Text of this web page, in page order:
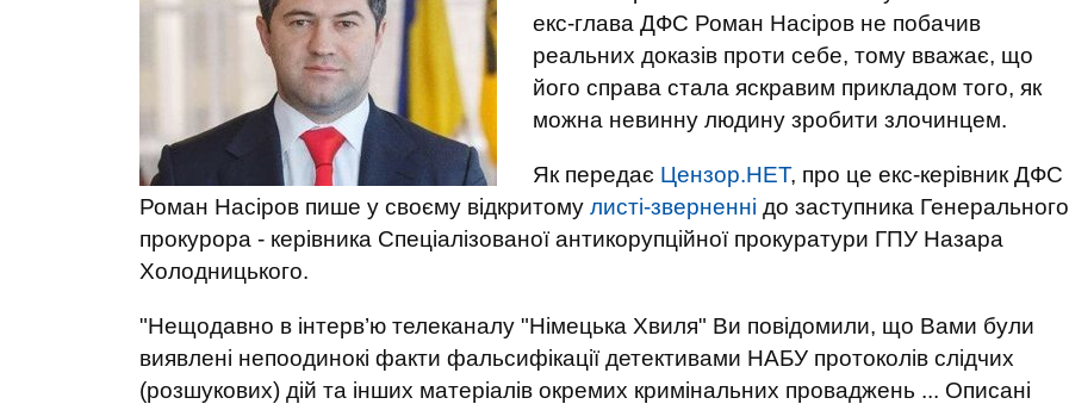
екс-глава ДФС Роман Насіров не побачив
реальних доказів проти себе, тому вважає, що
його справа стала яскравим прикладом того, як
можна невинну людину зробити злочинцем.
Як передає Цензор.НЕТ, про це екс-керівник ДФС
Роман Насіров пише у своєму відкритому листі-зверненні до заступника Генерального
прокурора - керівника Спеціалізованої антикорупційної прокуратури ГПУ Назара
Холодницького.
"Нещодавно в інтерв’ю телеканалу "Німецька Хвиля" Ви повідомили, що Вами були
виявлені непоодинокі факти фальсифікації детективами НАБУ протоколів слідчих
(розшукових) дій та інших матеріалів окремих кримінальних проваджень ... Описані